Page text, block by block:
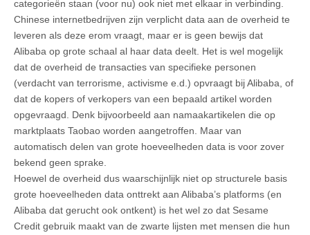
categorieën staan (voor nu) ook niet met elkaar in verbinding.
Chinese internetbedrijven zijn verplicht data aan de overheid te
leveren als deze erom vraagt, maar er is geen bewijs dat
Alibaba op grote schaal al haar data deelt. Het is wel mogelijk
dat de overheid de transacties van specifieke personen
(verdacht van terrorisme, activisme e.d.) opvraagt bij Alibaba, of
dat de kopers of verkopers van een bepaald artikel worden
opgevraagd. Denk bijvoorbeeld aan namaakartikelen die op
marktplaats Taobao worden aangetroffen. Maar van
automatisch delen van grote hoeveelheden data is voor zover
bekend geen sprake.
Hoewel de overheid dus waarschijnlijk niet op structurele basis
grote hoeveelheden data onttrekt aan Alibaba’s platforms (en
Alibaba dat gerucht ook ontkent) is het wel zo dat Sesame
Credit gebruik maakt van de zwarte lijsten met mensen die hun